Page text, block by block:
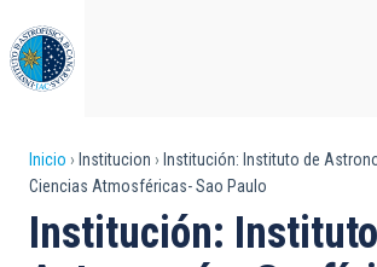
al
contenido
principal
Sobrescribir
enlaces
de
Inicio Institucion
Institución: Instituto de
Ciencias Atmosféricas- Sao Paulo
Institución: